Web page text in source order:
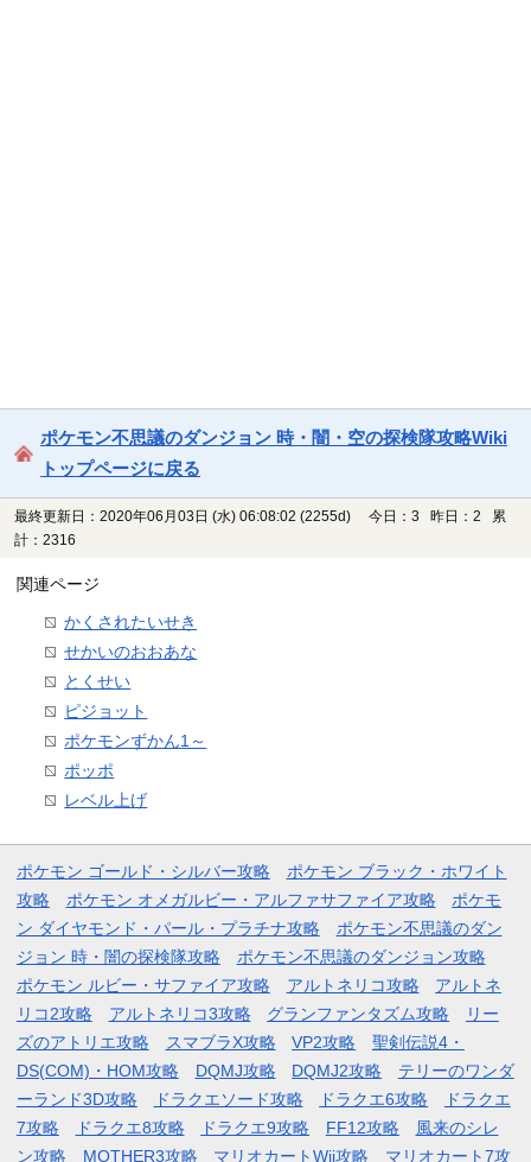
ポケモン不思議のダンジョン 時・闇・空の探検隊攻略Wiki
トップページに戻る
最終更新日：2020年06月03日 (水) 06:08:02 (2255d)
今日：3 昨日：2 累
計：2316
関連ページ
かくされたいせき
せかいのおおあな
とくせい
ピジョット
ポケモンずかん1～
ポッポ
レベル上げ
ポケモン ゴールド・シルバー攻略
ポケモン ブラック・ホワイト
攻略
ポケモン オメガルビー・アルファサファイア攻略
ポケモ
ン ダイヤモンド・パール・プラチナ攻略
ポケモン不思議のダン
ジョン 時・闇の探検隊攻略
ポケモン不思議のダンジョン攻略
ポケモン ルビー・サファイア攻略
アルトネリコ攻略
アルトネ
リコ2攻略
アルトネリコ3攻略 グランファンタズム攻略
リー
ズのアトリエ攻略
スマブラX攻略 VP2攻略
聖剣伝説4・
DS(COM)・HOM攻略
DQMJ攻略 DQMJ2攻略
テリーのワンダ
ーランド3D攻略
ドラクエソード攻略 ドラクエ6攻略
ドラクエ
7攻略
ドラクエ8攻略 ドラクエ9攻略 FF12攻略
風来のシレ
ン攻略
MOTHER3攻略 マリオカートWii攻略 マリオカート7攻